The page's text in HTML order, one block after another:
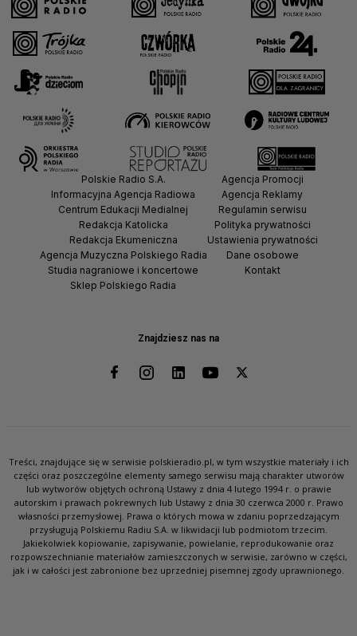
Znajdziesz nas na
Polskie Radio S.A.
Informacyjna Agencja Radiowa
Centrum Edukacji Medialnej
Redakcja Katolicka
Redakcja Ekumeniczna
Agencja Muzyczna Polskiego Radia
Studia nagraniowe i koncertowe
Sklep Polskiego Radia
Agencja Promocji
Agencja Reklamy
Regulamin serwisu
Polityka prywatności
Ustawienia prywatności
Dane osobowe
Kontakt
Treści, znajdujące się w serwisie polskieradio.pl, w tym wszystkie materiały i ich
części oraz poszczególne elementy samego serwisu mają charakter utworów
lub wytworów objętych ochroną Ustawy z dnia 4 lutego 1994 r. o prawie
autorskim i prawach pokrewnych lub Ustawy z dnia 30 czerwca 2000 r. Prawo
własności przemysłowej. Prawa o których mowa w zdaniu poprzedzającym
przysługują Polskiemu Radiu S.A. w likwidacji lub podmiotom trzecim.
Jakiekolwiek kopiowanie, zapisywanie, powielanie, reprodukowanie oraz
rozpowszechnianie materiałów zamieszczonych w serwisie, zarówno w części,
jak i w całości jest zabronione bez uprzedniej pisemnej zgody uprawnionego.